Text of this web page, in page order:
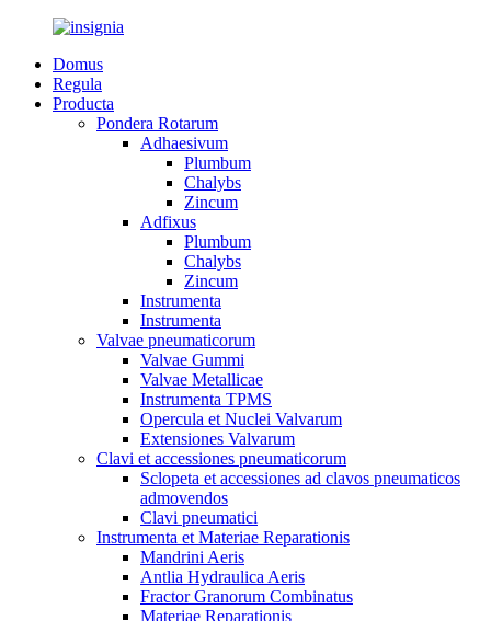
Domus
Regula
Producta
Pondera Rotarum
Adhaesivum
Plumbum
Chalybs
Zincum
Adfixus
Plumbum
Chalybs
Zincum
Instrumenta
Instrumenta
Valvae pneumaticorum
Valvae Gummi
Valvae Metallicae
Instrumenta TPMS
Opercula et Nuclei Valvarum
Extensiones Valvarum
Clavi et accessiones pneumaticorum
Sclopeta et accessiones ad clavos pneumaticos
admovendos
Clavi pneumatici
Instrumenta et Materiae Reparationis
Mandrini Aeris
Antlia Hydraulica Aeris
Fractor Granorum Combinatus
Materiae Reparationis